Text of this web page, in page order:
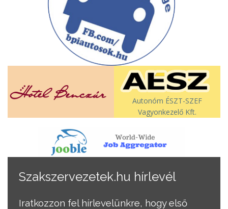
Autonóm ÉSZT-SZEF
Vagyonkezelő Kft.
Szakszervezetek.hu hírlevél
Iratkozzon fel hírlevelünkre, hogy első